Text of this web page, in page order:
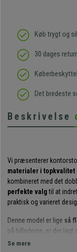
Køb trygt og
30 dages
Det bredeste
Beskrivelse
Vi præsenterer
materialer i topkvalitet
kombineret med det
perfekte valgtil at
praktisk og varieret
Denne model er lige så
på billederne, er der
har dobbeltpolstring,
Se mere